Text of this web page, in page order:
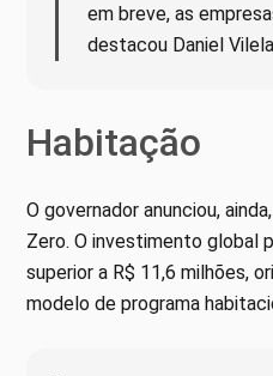
em breve, as
destacou Daniel
Habitação
O governador anunciou,
Zero. O investimento global
superior a R$ 11,6 milhões,
modelo de programa